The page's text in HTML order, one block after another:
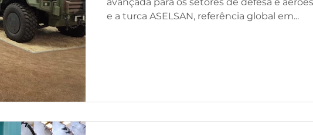
e a turca ASELSAN, referência global em...